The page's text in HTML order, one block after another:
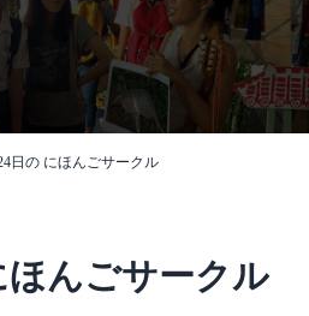
日の にほんごサークル
ほんごサークル